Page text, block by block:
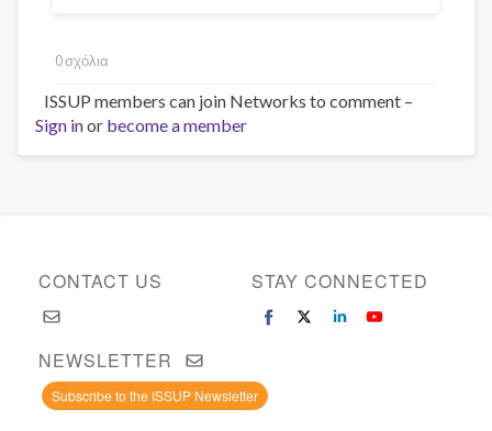
0 σχόλια
ISSUP members can join Networks to comment –
Sign inor become a member
CONTACT US STAY CONNECTED
NEWSLETTER
Subscribe to the ISSUP Newsletter